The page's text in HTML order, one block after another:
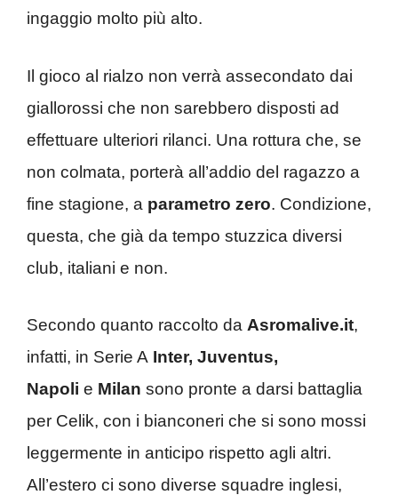
ingaggio molto più alto.
Il gioco al rialzo non verrà assecondato dai
giallorossi che non sarebbero disposti ad
effettuare ulteriori rilanci. Una rottura che, se
non colmata, porterà all’addio del ragazzo a
fine stagione, a parametro zero. Condizione,
questa, che già da tempo stuzzica diversi
club, italiani e non.
Secondo quanto raccolto da Asromalive.it,
infatti, in Serie A Inter, Juventus,
Napoli e Milan sono pronte a darsi battaglia
per Celik, con i bianconeri che si sono mossi
leggermente in anticipo rispetto agli altri.
All’estero ci sono diverse squadre inglesi,